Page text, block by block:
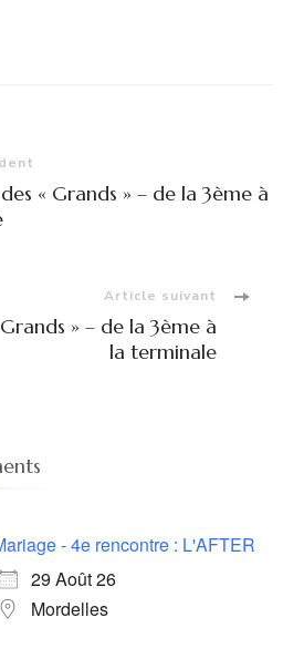
« Grands » – de la 3ème à
Article suivant
» – de la 3ème à
la terminale
- 4e rencontre : L'AFTER
29 Août 26
Mordelles